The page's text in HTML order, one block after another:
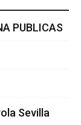
PUBLICAS
Sevilla